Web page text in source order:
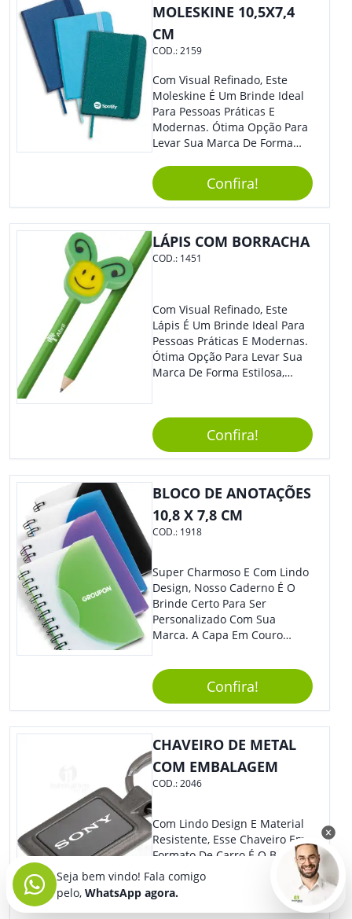
MOLESKINE 10,5X7,4
CM
COD.:2159
Com Visual Refinado, Este
Moleskine É Um Brinde Ideal
Para Pessoas Práticas E
Modernas. Ótima Opção Para
Levar Sua Marca De Forma
Sua Empresa Em Eventos,
Reuniões Corporativas Ou Até
Mesmo Para Presentear
Colaboradores E Parceiros De
Sua Empresa.
Confira!
LÁPIS COM BORRACHA
COD.: 1451
Com Visual Refinado, Este
Lápis É Um Brinde Ideal Para
Pessoas Práticas E Modernas.
Ótima Opção Para Levar Sua
Marca De Forma Estilosa,
Reuniões Corporativas Ou Até
Mesmo Para Presentear
Colaboradores E Parceiros De
Confira!
BLOCO DE ANOTAÇÕES
10,8 X 7,8 CM
COD.: 1918
Super Charmoso E Com Lindo
Design, Nosso Caderno É O
Brinde Certo Para Ser
Personalizado Com Sua
Marca. A Capa Em Couro
Elástico Permite Maior
Segurança Ao Carregá-Lo.
Ofereça A Seus Clientes E
Colaboradores, Sem Dúvidas
Eles Irão Adorar.
Confira!
CHAVEIRO DE METAL
COM EMBALAGEM
COD.:2046
Com Lindo Design E Material
Resistente, Esse Chaveiro Em
Formato De Carro É O Brinde
Certo Para Representar Sua
Marca Com Estilo. Seus
Clientes E Colaboradores Irão
Seja bem vindo! Fala comigo
pelo, WhatsApp agora.